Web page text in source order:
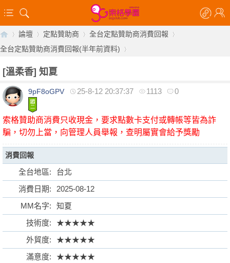
【
索
»
論壇
›
定點贊助商 全台定點贊助商消費回報
全台定點贊助商消費回報(半年前資料)
›
[溫柔香] 知夏
9pF8oGPV 25-8-12 20:37:37 1113 0
索格贊助商消費只收現金，要求點數卡支付或轉帳等皆為詐
騙，切勿上當，向管理人員舉報，查明屬實會給予獎勵
消費回報
全台地區:
台北
消費日期:
2025-08-12
MM名字:
知夏
技術度:
★★★★★
外貿度:
★★★★★
滿意度:
★★★★★